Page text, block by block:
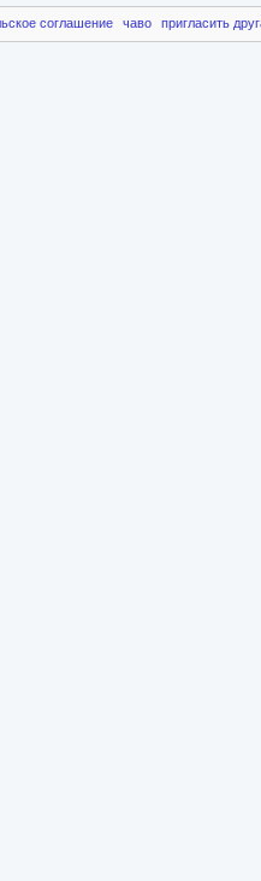
соглашение чаво пригласить